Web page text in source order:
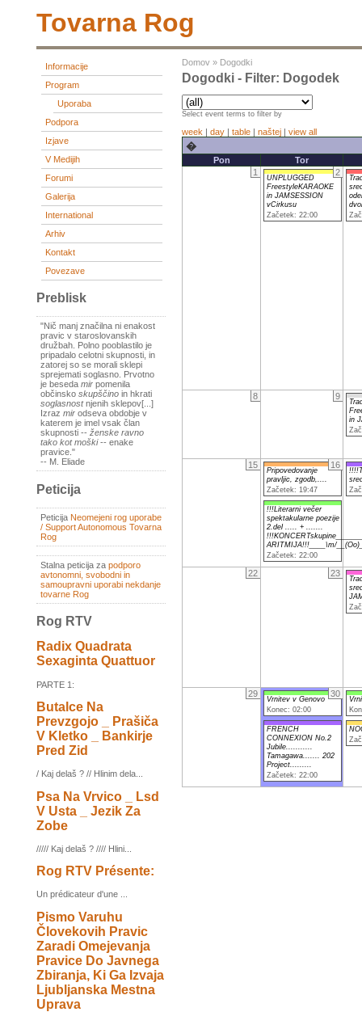
Tovarna Rog
Informacije
Program
Uporaba
Podpora
Izjave
V Medijih
Forumi
Galerija
International
Arhiv
Kontakt
Povezave
Preblisk
"Nič manj značilna ni enakost
pravic v staroslovanskih
družbah. Polno pooblastilo je
pripadalo celotni skupnosti, in
zatorej so se morali sklepi
sprejemati soglasno. Prvotno
je beseda mir pomenila
občinsko skupščino in hkrati
soglasnostnjenih sklepov[...]
Izraz mir odseva obdobje v
katerem je imel vsak član
skupnosti -- ženske ravno
tako kot moški-- enake
pravice."
-- M. Eliade
Peticija
Peticija Neomejeni rog uporabe
/ Support Autonomous Tovarna
Rog
Stalna peticija za podporo
avtonomni, svobodni in
samoupravni uporabi nekdanje
tovarne Rog
Rog RTV
Radix Quadrata
Sexaginta Quattuor
PARTE 1:
Butalce Na
Prevzgojo _ Prašiča
V Kletko _ Bankirje
Pred Zid
/ Kaj delaš ? // Hlinim dela...
Psa Na Vrvico _ Lsd
V Usta _ Jezik Za
Zobe
///// Kaj delaš ? //// Hlini...
Rog RTV Présente:
Un prédicateur d'une ...
Pismo Varuhu
Človekovih Pravic
Zaradi Omejevanja
Pravice Do Javnega
Zbiranja, Ki Ga Izvaja
Ljubljanska Mestna
Uprava
Domov » Dogodki
Dogodki - Filter: Dogodek
Select event terms to filter by
week | day | table | naštej | view all
�
Pon
Tor
1
2
UNPLUGGED
FreestyleKARAOKE
in JAMSESSION
vCirkusu
Začetek: 22:00
8 9
in
15 16
Pripovedovanje
pravljic, zgodb,....
Začetek: 19:47
!!!Literarni večer
spektakularne poezije
2.del ..... + .......
ARITMIJA!!!____\m/
Začetek: 22:00
22 23
29 30
Vrnitev v Genovo
Konec: 02:00
FRENCH
CONNEXION No.2
Jubile...........
Tamagawa....... 202
Project.........
Začetek: 22:00